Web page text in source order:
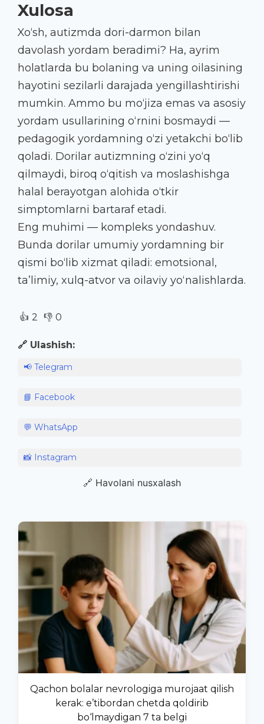
Xulosa
Xo‘sh, autizmda dori-darmon bilan
davolash yordam beradimi? Ha, ayrim
holatlarda bu bolaning va uning oilasining
hayotini sezilarli darajada yengillashtirishi
mumkin. Ammo bu mo‘jiza emas va asosiy
yordam usullarining o‘rnini bosmaydi —
pedagogik yordamning o‘zi yetakchi bo‘lib
qoladi. Dorilar autizmning o‘zini yo‘q
qilmaydi, biroq o‘qitish va moslashishga
halal berayotgan alohida o‘tkir
simptomlarni bartaraf etadi.
Eng muhimi — kompleks yondashuv.
Bunda dorilar umumiy yordamning bir
qismi bo‘lib xizmat qiladi: emotsional,
ta’limiy, xulq-atvor va oilaviy yo‘nalishlarda.
👍 2 👎 0
🔗 Ulashish:
📢 Telegram
📘 Facebook
💬 WhatsApp
📸 Instagram
🔗 Havolani nusxalash
Qachon bolalar nevrologiga murojaat qilish
kerak: e’tibordan chetda qoldirib
bo‘lmaydigan 7 ta belgi